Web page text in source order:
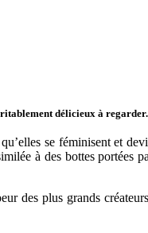
délicieux à
se féminisent et
à des bottes portées
des plus grands